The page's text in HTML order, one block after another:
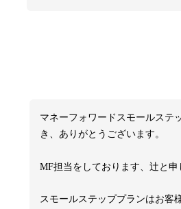
マネーフォワードスモールステ
き、ありがとうございます。
MF担当をしております、辻と申
スモールステッププランはお客